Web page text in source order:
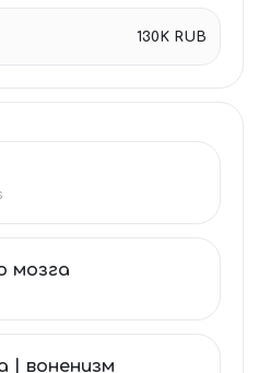
130K RUB
мозга
| воненизм